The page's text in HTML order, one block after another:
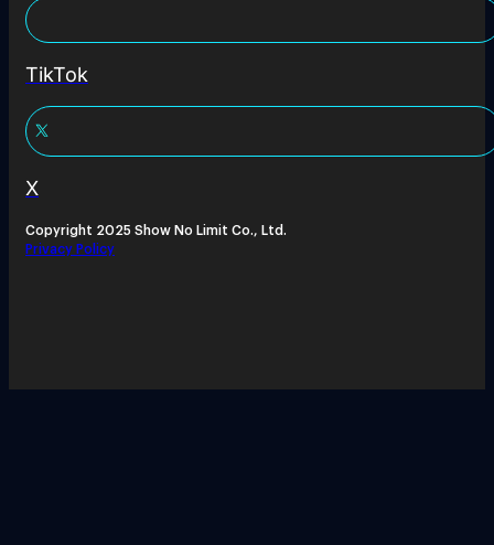
TikTok
X
Copyright 2025 Show No Limit Co., Ltd.
Privacy Policy